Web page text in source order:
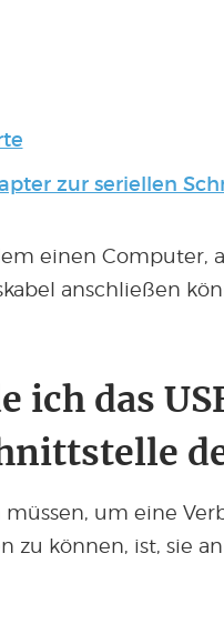
zur seriellen
einen Computer,
anschließen
ich das
müssen, um eine
zu können, ist, sie